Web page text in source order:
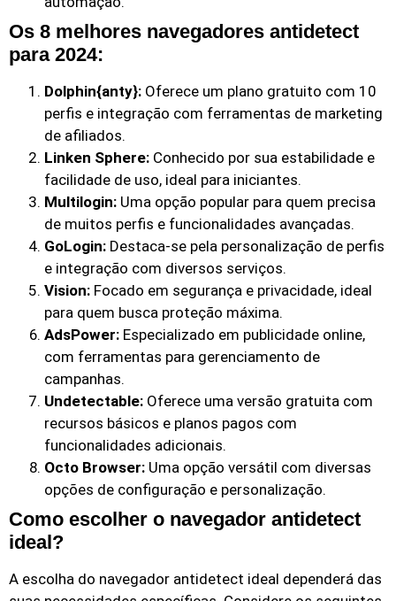
Os 8 melhores navegadores antidetect
para 2024:
Dolphin{anty}: Oferece um plano gratuito com 10
perfis e integração com ferramentas de marketing
de afiliados.
Linken Sphere: Conhecido por sua estabilidade e
facilidade de uso, ideal para iniciantes.
Multilogin: Uma opção popular para quem precisa
de muitos perfis e funcionalidades avançadas.
GoLogin: Destaca-se pela personalização de perfis
e integração com diversos serviços.
Vision: Focado em segurança e privacidade, ideal
para quem busca proteção máxima.
AdsPower: Especializado em publicidade online,
com ferramentas para gerenciamento de
campanhas.
Undetectable: Oferece uma versão gratuita com
recursos básicos e planos pagos com
funcionalidades adicionais.
Octo Browser: Uma opção versátil com diversas
opções de configuração e personalização.
Como escolher o navegador antidetect
ideal?
A escolha do navegador antidetect ideal dependerá das